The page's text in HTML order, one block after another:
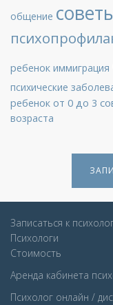
общение
ребенок иммиграция
психические
ребенок от 0 до 3
возраста
Записаться к
Психологи
Стоимость
Аренда кабинета
Психолог онлайн /